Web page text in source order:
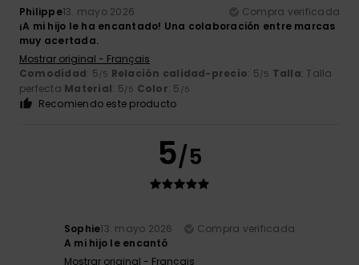
Philippe13. mayo 2026
Compra verificada
¡A mi hijo le ha encantado! Una colaboración entre marcas
muy acertada.
Mostrar original - Français
Comodidad: 5/5 Relación calidad-precio: 5/5 Talla: Talla
perfecta Material: 5/5 Color: 5 /5
Recomiendo este producto
5/5
Sophie13. mayo 2026
Compra verificada
A mi hijo le encantó
Mostrar original - Français